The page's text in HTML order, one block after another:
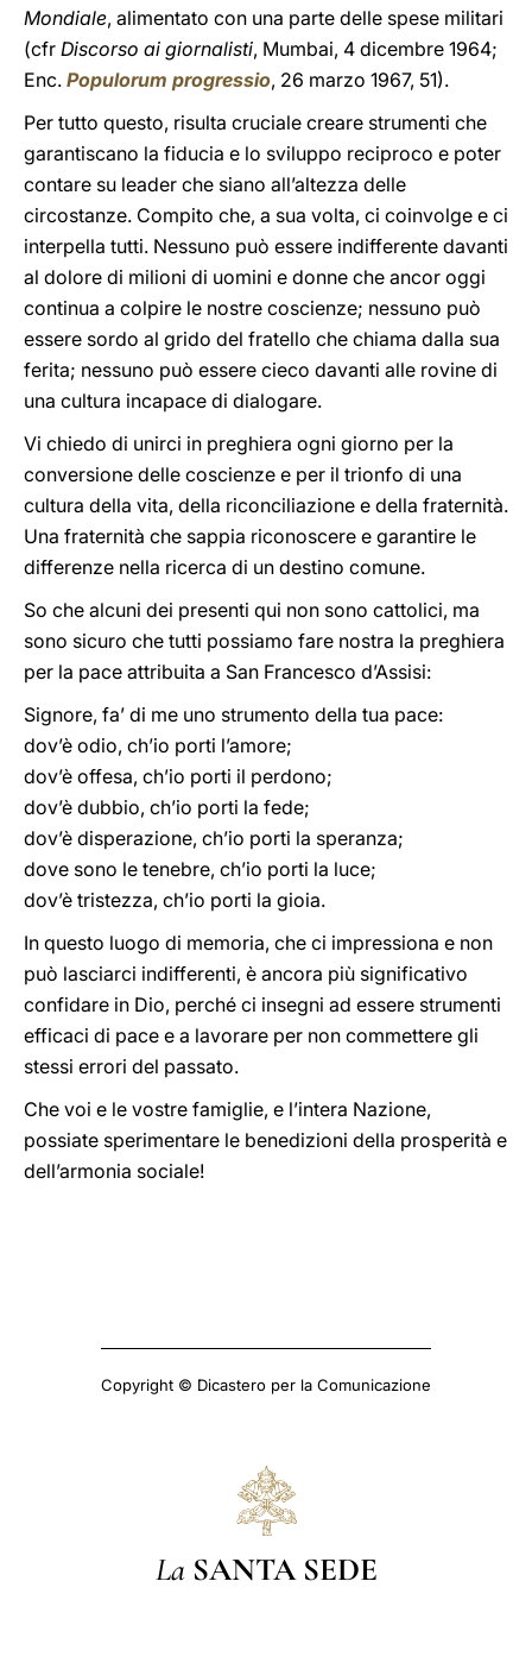
Mondiale, alimentato con una parte delle spese militari
(cfr Discorso ai giornalisti, Mumbai, 4 dicembre 1964;
Enc. Populorum progressio, 26 marzo 1967, 51).
Per tutto questo, risulta cruciale creare strumenti che
garantiscano la fiducia e lo sviluppo reciproco e poter
contare su leader che siano all’altezza delle
circostanze. Compito che, a sua volta, ci coinvolge e ci
interpella tutti. Nessuno può essere indifferente davanti
al dolore di milioni di uomini e donne che ancor oggi
continua a colpire le nostre coscienze; nessuno può
essere sordo al grido del fratello che chiama dalla sua
ferita; nessuno può essere cieco davanti alle rovine di
una cultura incapace di dialogare.
Vi chiedo di unirci in preghiera ogni giorno per la
conversione delle coscienze e per il trionfo di una
cultura della vita, della riconciliazione e della fraternità.
Una fraternità che sappia riconoscere e garantire le
differenze nella ricerca di un destino comune.
So che alcuni dei presenti qui non sono cattolici, ma
sono sicuro che tutti possiamo fare nostra la preghiera
per la pace attribuita a San Francesco d’Assisi:
Signore, fa’ di me uno strumento della tua pace:
dov’è odio, ch’io porti l’amore;
dov’è offesa, ch’io porti il perdono;
dov’è dubbio, ch’io porti la fede;
dov’è disperazione, ch’io porti la speranza;
dove sono le tenebre, ch’io porti la luce;
dov’è tristezza, ch’io porti la gioia.
In questo luogo di memoria, che ci impressiona e non
può lasciarci indifferenti, è ancora più significativo
confidare in Dio, perché ci insegni ad essere strumenti
efficaci di pace e a lavorare per non commettere gli
stessi errori del passato.
Che voi e le vostre famiglie, e l’intera Nazione,
possiate sperimentare le benedizioni della prosperità e
dell’armonia sociale!
Copyright © Dicastero per la Comunicazione
La SANTA SEDE